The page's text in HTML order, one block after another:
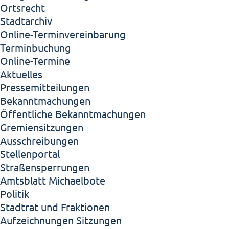
Ortsrecht
Stadtarchiv
Online-Terminvereinbarung
Terminbuchung
Online-Termine
Aktuelles
Pressemitteilungen
Bekanntmachungen
Öffentliche Bekanntmachungen
Gremiensitzungen
Ausschreibungen
Stellenportal
Straßensperrungen
Amtsblatt Michaelbote
Politik
Stadtrat und Fraktionen
Aufzeichnungen Sitzungen